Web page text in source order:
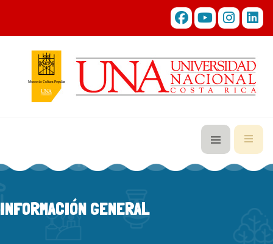
INFORMACIÓN GENERAL